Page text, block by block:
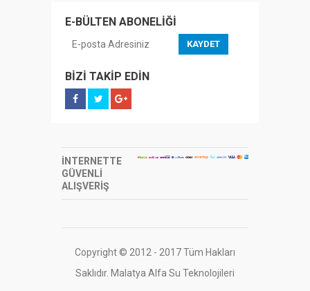
E-BÜLTEN ABONELİĞİ
KAYDET
BİZİ TAKİP EDİN
İNTERNETTE
GÜVENLİ
ALIŞVERİŞ
Copyright © 2012 - 2017 Tüm Hakları
Saklıdır. Malatya Alfa Su Teknolojileri